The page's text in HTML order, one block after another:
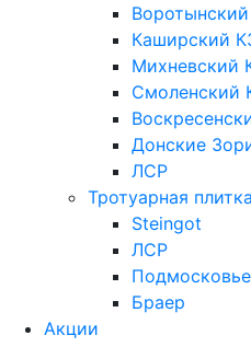
Каширский
Михневский
Смоленский
Донские
ЛСР
Тротуарная плитка
Steingot
ЛСР
Подмосковье
Браер
Акции